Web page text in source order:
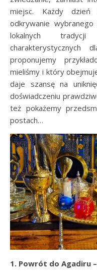
miejsc. Każdy dzień
odkrywanie
lokalnych
charakterystycznych
proponujemy
mieliśmy i który
daje szansę na
doświadczeniu
też pokażemy
postach…
1. Powrót do Agadiru